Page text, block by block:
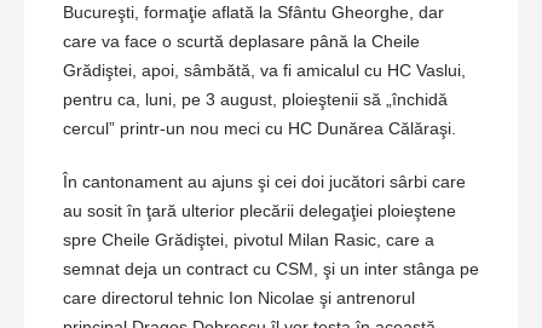
Bucureşti, formaţie aflată la Sfântu Gheorghe, dar
care va face o scurtă deplasare până la Cheile
Grădiştei, apoi, sâmbătă, va fi amicalul cu HC Vaslui,
pentru ca, luni, pe 3 august, ploieştenii să „închidă
cercul” printr-un nou meci cu HC Dunărea Călăraşi.
În cantonament au ajuns şi cei doi jucători sârbi care
au sosit în ţară ulterior plecării delegaţiei ploieştene
spre Cheile Grădiştei, pivotul Milan Rasic, care a
semnat deja un contract cu CSM, şi un inter stânga pe
care directorul tehnic Ion Nicolae şi antrenorul